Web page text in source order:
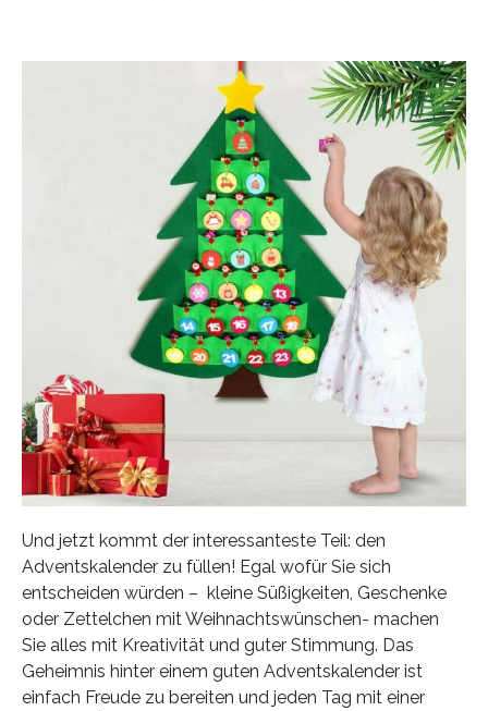
Und jetzt kommt der interessanteste Teil: den
Adventskalender zu füllen! Egal wofür Sie sich
entscheiden würden – kleine Süßigkeiten, Geschenke
oder Zettelchen mit Weihnachtswünschen- machen
Sie alles mit Kreativität und guter Stimmung. Das
Geheimnis hinter einem guten Adventskalender ist
einfach Freude zu bereiten und jeden Tag mit einer